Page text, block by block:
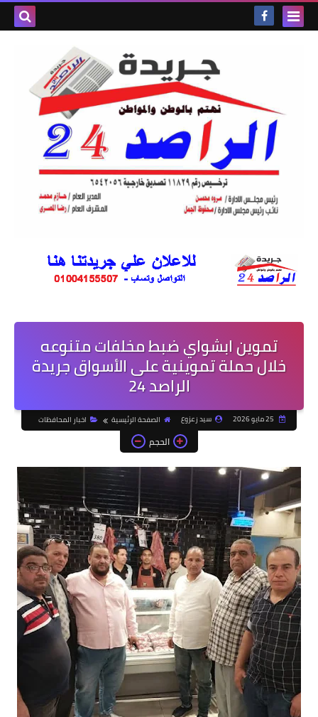
تموين ابشواي ضبط مخلفات متنوعه
خلال حملة تموينية على الأسواق جريدة
الراصد 24
سيد زعزوع الصفحة الرئيسية اخبار المحافظات
الحجم